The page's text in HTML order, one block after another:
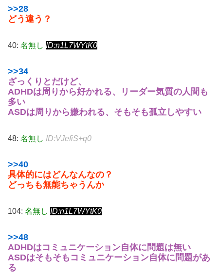
>>28
どう違う？
40: 名無し ID:n1L7WYtK0
>>34
ざっくりとだけど、
ADHDは周りから好かれる、リーダー気質の人間も
多い
ASDは周りから嫌われる、そもそも孤立しやすい
48: 名無し ID:VJefiS+q0
>>40
具体的にはどんなんなの？
どっちも無能ちゃうんか
104: 名無し ID:n1L7WYtK0
>>48
ADHDはコミュニケーション自体に問題は無い
ASDはそもそもコミュニケーション自体に問題があ
る